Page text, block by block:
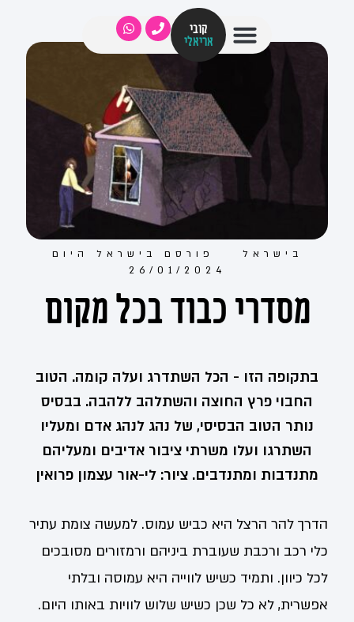
קובי
אריאלי
בישראל פורסם ב ישראל היום
26/01/2024
מסדרי כבוד בכל מקום
בתקופה הזו - הכל השתדרג ועלה קומה. הטוב
החבוי פרץ החוצה והשתלהב ללהבה. בבסיס
נותר הטוב הבסיסי, של נהג לנהג אדם ומעליו
השתרגו ועלו משרתי ציבור אדיבים ומעליהם
מתנדבות ומתנדבים. ציור: לי-אור עצמון פרואין
הדרך להר הרצל היא כביש עמוס. למעשה צומת עתיר
כלי רכב ורכבת שעוברת ביניהם ורמזורים מסובכים
לכל כיוון. ותמיד כשיש לווייה היא עמוסה ובלתי
אפשרית, לא כל שכן כשיש שלוש לוויות באותו היום.